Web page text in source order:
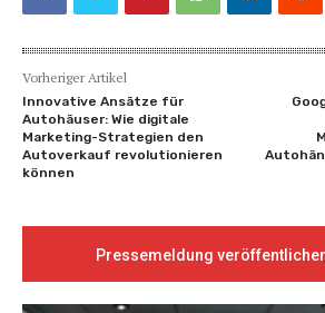
Vorheriger Artikel
Innovative Ansätze für
Autohäuser: Wie digitale
Marketing-Strategien den
Autoverkauf revolutionieren
können
Pressemeldung